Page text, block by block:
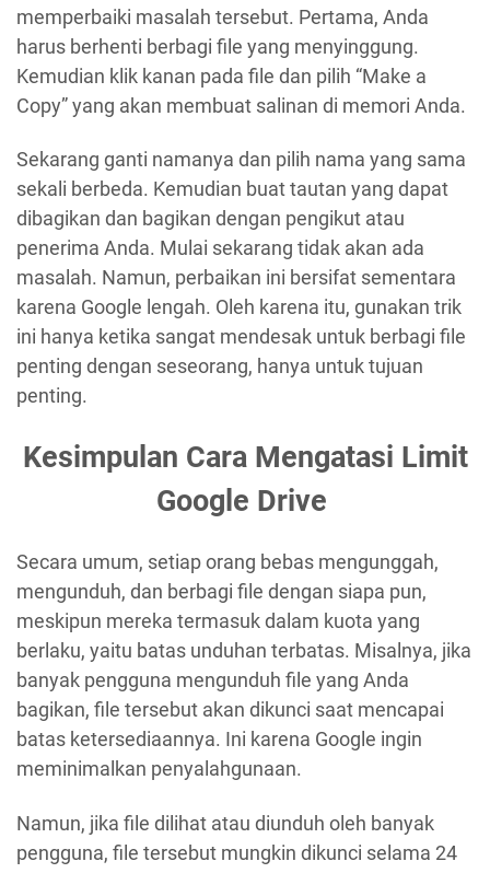
memperbaiki masalah tersebut. Pertama, Anda
harus berhenti berbagi file yang menyinggung.
Kemudian klik kanan pada file dan pilih “Make a
Copy” yang akan membuat salinan di memori Anda.
Sekarang ganti namanya dan pilih nama yang sama
sekali berbeda. Kemudian buat tautan yang dapat
dibagikan dan bagikan dengan pengikut atau
penerima Anda. Mulai sekarang tidak akan ada
masalah. Namun, perbaikan ini bersifat sementara
karena Google lengah. Oleh karena itu, gunakan trik
ini hanya ketika sangat mendesak untuk berbagi file
penting dengan seseorang, hanya untuk tujuan
penting.
Kesimpulan Cara Mengatasi Limit
Google Drive
Secara umum, setiap orang bebas mengunggah,
mengunduh, dan berbagi file dengan siapa pun,
meskipun mereka termasuk dalam kuota yang
berlaku, yaitu batas unduhan terbatas. Misalnya, jika
banyak pengguna mengunduh file yang Anda
bagikan, file tersebut akan dikunci saat mencapai
batas ketersediaannya. Ini karena Google ingin
meminimalkan penyalahgunaan.
Namun, jika file dilihat atau diunduh oleh banyak
pengguna, file tersebut mungkin dikunci selama 24